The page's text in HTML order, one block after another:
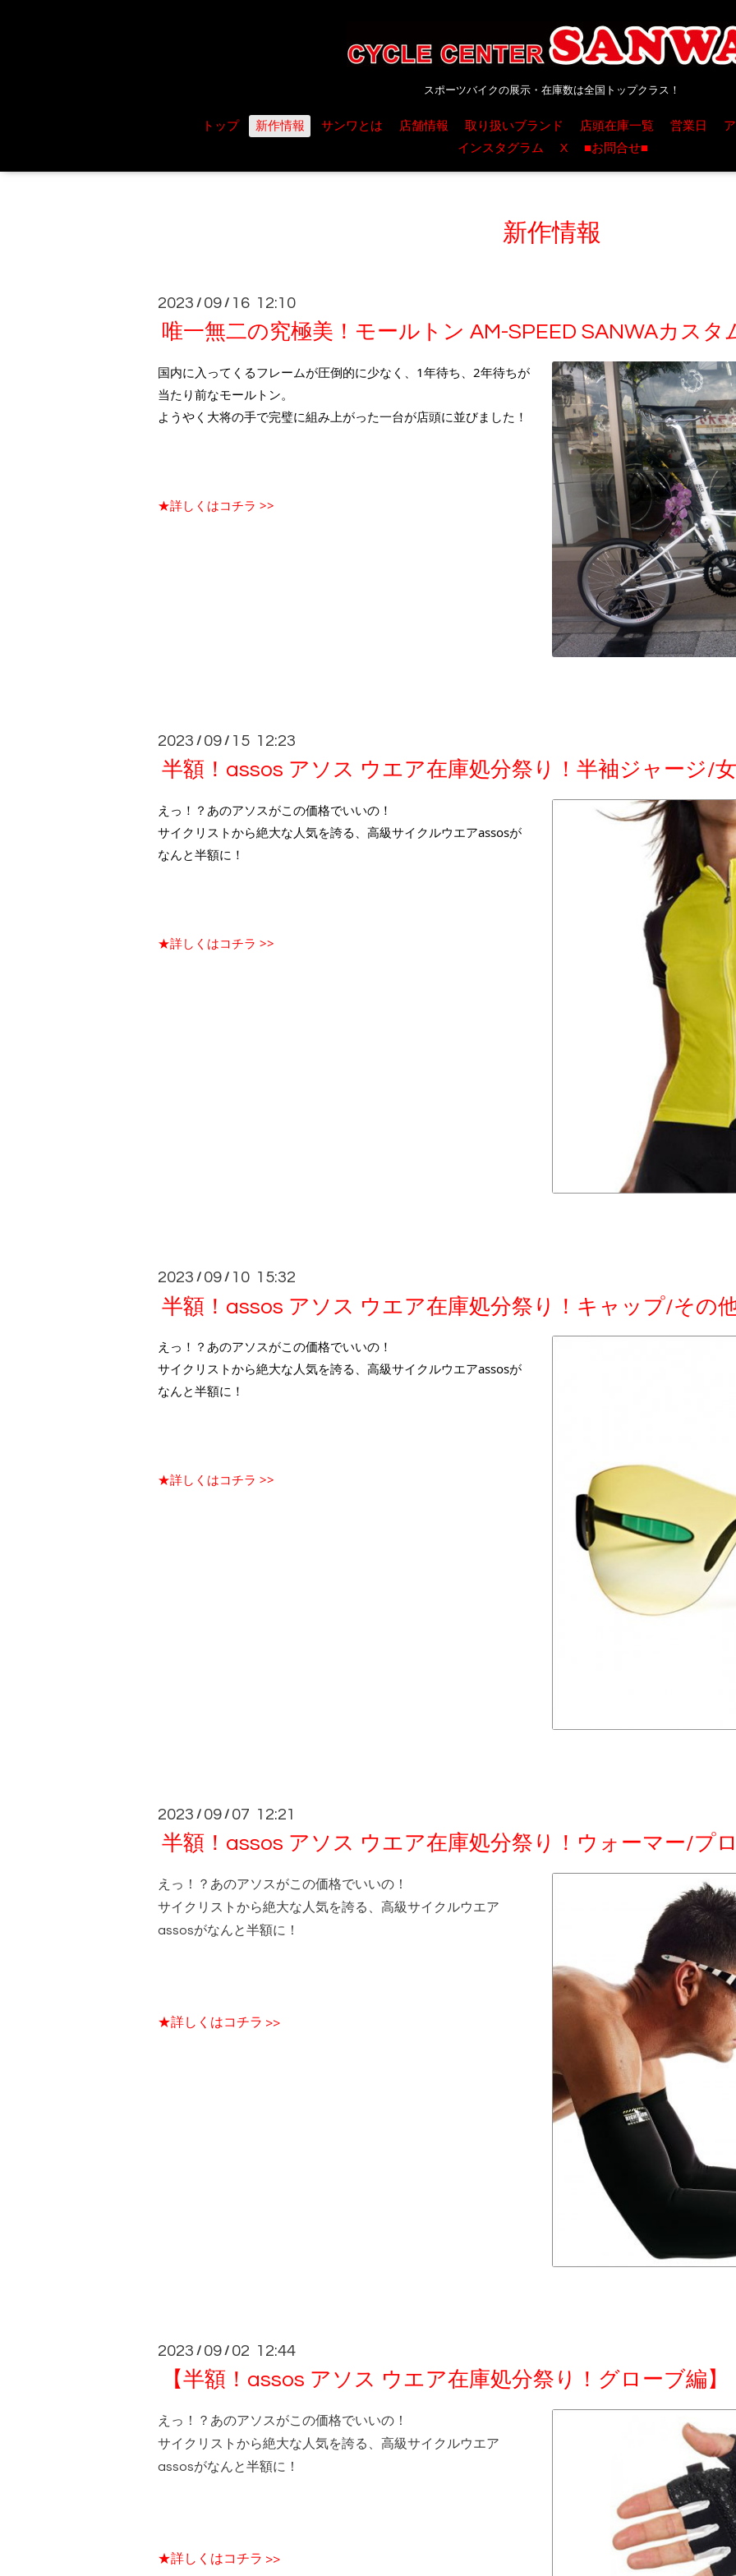
スポーツバイクの展示・在庫数は全国トップクラス！
トップ 新作情報 サンワとは 店舗情報 取り扱いブランド 店頭在庫一覧 営業日
インスタグラム
X ■お問合せ■
新作情報
2023 / 09 / 16 12:10
唯一無二の究極美！モールトン AM-SPEED SANWAカスタ
国内に入ってくるフレームが圧倒的に少なく、1年待ち、2年待ちが
当たり前なモールトン。
ようやく大将の手で完璧に組み上がった一台が店頭に並びました！
★詳しくはコチラ >>
2023 / 09 / 15 12:23
半額！assos アソス ウエア在庫処分祭り！半袖ジャージ/
えっ！？あのアソスがこの価格でいいの！
サイクリストから絶大な人気を誇る、高級サイクルウエアassosが
なんと半額に！
★詳しくはコチラ >>
2023 / 09 / 10 15:32
半額！assos アソス ウエア在庫処分祭り！キャップ/その
えっ！？あのアソスがこの価格でいいの！
サイクリストから絶大な人気を誇る、高級サイクルウエアassosが
なんと半額に！
★詳しくはコチラ >>
2023 / 09 / 07 12:21
半額！assos アソス ウエア在庫処分祭り！ウォーマー/プ
えっ！？あのアソスがこの価格でいいの！
サイクリストから絶大な人気を誇る、高級サイクルウエア
assosがなんと半額に！
★詳しくはコチラ >>
2023 / 09 / 02 12:44
【半額！assos アソス ウエア在庫処分祭り！グローブ編】
えっ！？あのアソスがこの価格でいいの！
サイクリストから絶大な人気を誇る、高級サイクルウエア
assosがなんと半額に！
★詳しくはコチラ >>